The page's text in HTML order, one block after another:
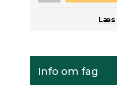
Læs
Info om fag